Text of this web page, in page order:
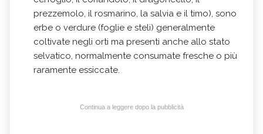
prezzemolo, il rosmarino, la salvia e il timo), sono
erbe o verdure (foglie e steli) generalmente
coltivate negli orti ma presenti anche allo stato
selvatico, normalmente consumate fresche o più
raramente essiccate.
Continua a leggere dopo la pubblicità